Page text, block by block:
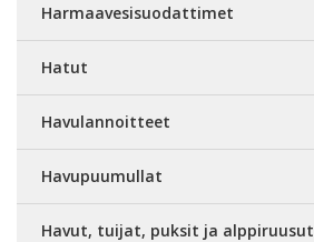
Harmaavesisuodattimet
Hatut
Havulannoitteet
Havupuumullat
Havut, tuijat, puksit ja alppiruusut